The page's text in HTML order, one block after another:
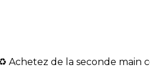
de la seconde main